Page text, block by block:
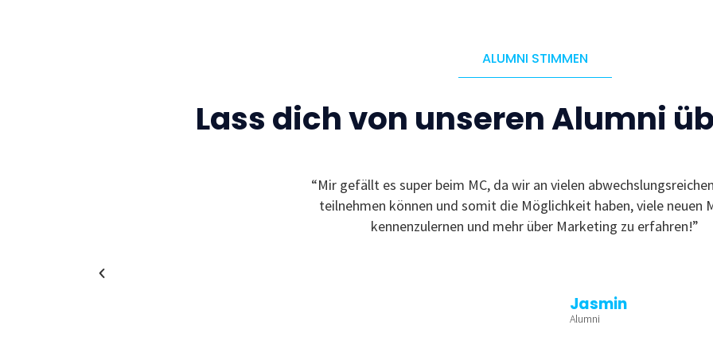
ALUMNI STIMMEN
Lass dich von unseren Alumni
“Mir gefällt es super beim MC, da wir an vielen
teilnehmen können und somit die Möglichkeit haben, viele neuen
kennenzulernen und mehr über Marketing zu erfahren!”
Jasmin
Alumni